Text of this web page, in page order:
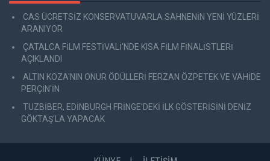
CAS ÜCRETSİZ KONSERVATUVARLA SAHNENİN YENİ YÜZLERİ
ARANIYOR
ÇATALCA FİLM FESTİVALİ'NDE KISA FİLM FİNALİSTLERİ
AÇIKLANDI
ALTIN KOZA'NIN ONUR ÖDÜLLERİ FERZAN ÖZPETEK VE VAHİDE
PERÇİN'İN
TUZBİBER, EDİNBURGH FRİNGE'DEKİ İLK GÖSTERİSİNİ DENİZ
GÖKTAŞ'LA YAPACAK